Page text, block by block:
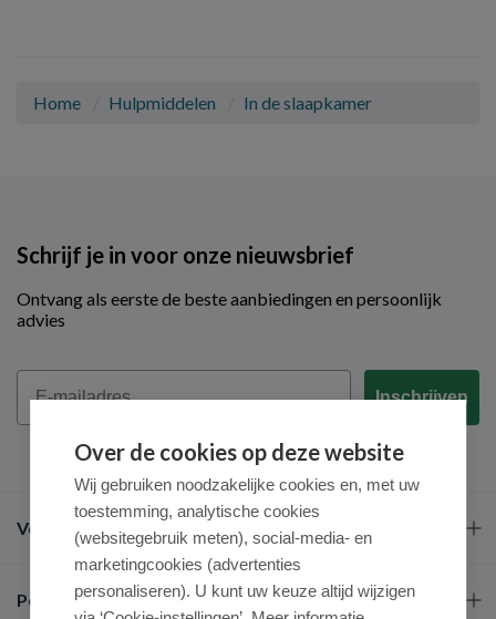
Home Hulpmiddelen In de slaapkamer
Schrijf je in voor onze nieuwsbrief
Ontvang als eerste de beste aanbiedingen en persoonlijk
advies
Email
Inschrijven
Veel gestelde vragen
Populaire merken
Over de cookies op deze website
Wij gebruiken noodzakelijke cookies en, met uw
toestemming, analytische cookies
(websitegebruik meten), social-media- en
marketingcookies (advertenties
personaliseren). U kunt uw keuze altijd wijzigen